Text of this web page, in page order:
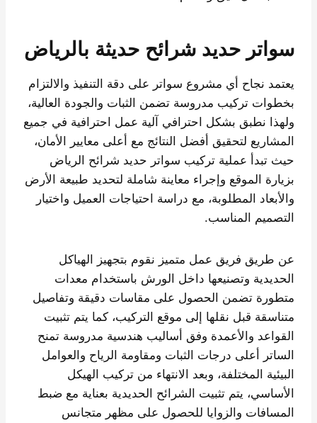
سواتر حديد شرائح حديثة بالرياض
يعتمد نجاح أي مشروع سواتر على دقة التنفيذ والالتزام
بخطوات تركيب مدروسة تضمن الثبات والجودة العالية،
ولهذا نطبق بشكل احترافي آلية عمل احترافية في جميع
المشاريع لتحقيق أفضل النتائج مع أعلى معايير الأمان،
حيث تبدأ عملية تركيب سواتر حديد شرائح الرياض
بزيارة الموقع وإجراء معاينة شاملة لتحديد طبيعة الأرض
والأبعاد المطلوبة، مع دراسة احتياجات العميل واختيار
التصميم المناسب.
عن طريق فريق عمل متميز نقوم بتجهيز الهياكل
الحديدية وتصنيعها داخل الورش باستخدام معدات
متطورة تضمن الحصول على مقاسات دقيقة وتفاصيل
متناسقة قبل نقلها إلى موقع التركيب، كما يتم تثبيت
القواعد والأعمدة وفق أساليب هندسية مدروسة تمنح
الساتر أعلى درجات الثبات ومقاومة الرياح والعوامل
البيئية المختلفة، وبعد الانتهاء من تركيب الهيكل
الأساسي، يتم تثبيت الشرائح الحديدية بعناية مع ضبط
المسافات والزوايا للحصول على مظهر متجانس